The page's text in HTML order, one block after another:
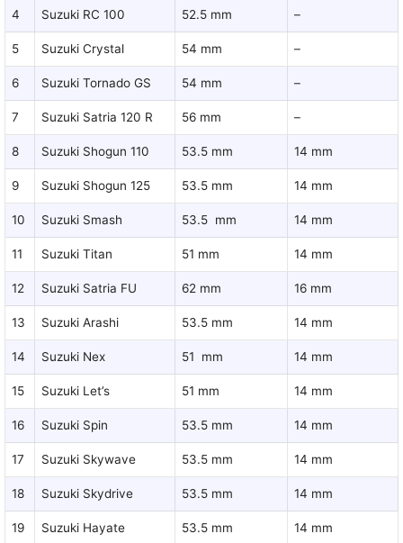
4 Suzuki RC 100 52.5 mm –
5 Suzuki Crystal 54 mm –
6 Suzuki Tornado GS 54 mm –
7 Suzuki Satria 120 R 56 mm –
8 Suzuki Shogun 110 53.5 mm 14 mm
9 Suzuki Shogun 125 53.5 mm 14 mm
10 Suzuki Smash 53.5 mm 14 mm
11 Suzuki Titan 51 mm 14 mm
12 Suzuki Satria FU 62 mm 16 mm
13 Suzuki Arashi 53.5 mm 14 mm
14 Suzuki Nex 51 mm 14 mm
15 Suzuki Let’s 51 mm 14 mm
16 Suzuki Spin 53.5 mm 14 mm
17 Suzuki Skywave 53.5 mm 14 mm
18 Suzuki Skydrive 53.5 mm 14 mm
19 Suzuki Hayate 53.5 mm 14 mm